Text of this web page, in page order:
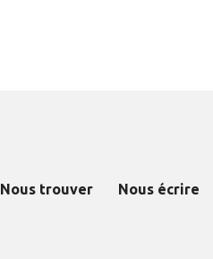
Nous trouver Nous écrire